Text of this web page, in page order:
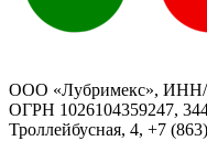
ООО «Лубримекс», ИНН/
ОГРН 1026104359247,
Троллейбусная, 4, +7